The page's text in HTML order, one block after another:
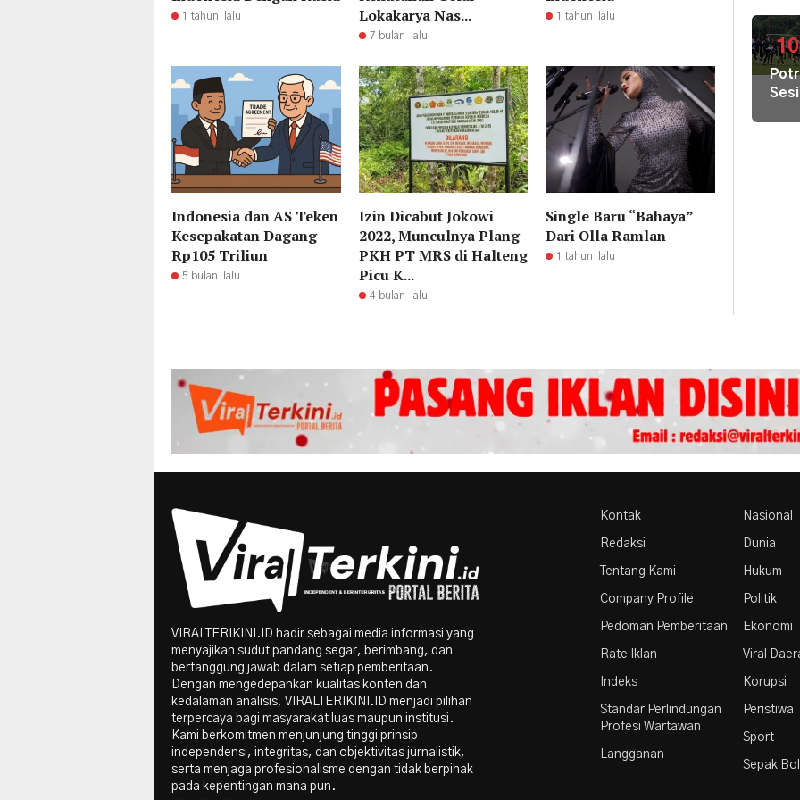
1 tahun lalu
Lokakarya Nas...
7 bulan lalu
1 tahun lalu
Indonesia dan AS Teken
Kesepakatan Dagang
Rp105 Triliun
5 bulan lalu
Izin Dicabut Jokowi
2022, Munculnya Plang
PKH PT MRS di Halteng
Picu K...
4 bulan lalu
Single Baru “Bahaya”
Dari Olla Ramlan
1 tahun lalu
di10
Sesi
Kontak
Redaksi
Tentang Kami
Company Profile
Pedoman Pemberitaan
Rate Iklan
Indeks
Standar Perlindungan
Profesi Wartawan
Langganan
Nasional
Dunia
Hukum
Politik
Ekonomi
Viral
Korupsi
Peristiwa
Sport
Sepak
VIRALTERIKINI.ID hadir sebagai media informasi yang
menyajikan sudut pandang segar, berimbang, dan
bertanggung jawab dalam setiap pemberitaan.
Dengan mengedepankan kualitas konten dan
kedalaman analisis, VIRALTERIKINI.ID menjadi pilihan
terpercaya bagi masyarakat luas maupun institusi.
Kami berkomitmen menjunjung tinggi prinsip
independensi, integritas, dan objektivitas jurnalistik,
serta menjaga profesionalisme dengan tidak berpihak
pada kepentingan mana pun.